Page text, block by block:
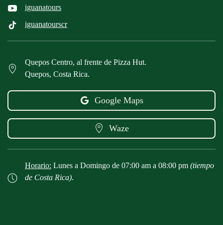
iguanatours
iguanatourscr
Quepos Centro, al frente de Pizza Hut.
Quepos, Costa Rica.
Google Maps
Waze
Horario: Lunes a Domingo de 07:00 am a 08:00 pm (tiempo
de Costa Rica).